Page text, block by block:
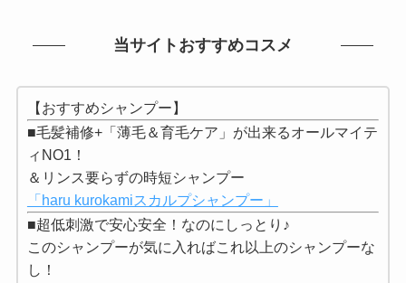
当サイトおすすめコスメ
【おすすめシャンプー】
■毛髪補修+「薄毛＆育毛ケア」が出来るオールマイテ
ィNO1！
＆リンス要らずの時短シャンプー
「haru kurokamiスカルプシャンプー」
■超低刺激で安心安全！なのにしっとり♪
このシャンプーが気に入ればこれ以上のシャンプーな
し！